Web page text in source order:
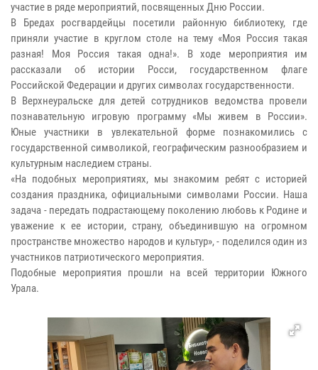
участие в ряде мероприятий, посвященных Дню России.
В Бредах росгвардейцы посетили районную библиотеку, где
приняли участие в круглом столе на тему «Моя Россия такая
разная! Моя Россия такая одна!». В ходе мероприятия им
рассказали об истории Росси, государственном флаге
Российской Федерации и других символах государственности.
В Верхнеуральске для детей сотрудников ведомства провели
познавательную игровую программу «Мы живем в России».
Юные участники в увлекательной форме познакомились с
государственной символикой, географическим разнообразием и
культурным наследием страны.
«На подобных мероприятиях, мы знакомим ребят с историей
создания праздника, официальными символами России. Наша
задача - передать подрастающему поколению любовь к Родине и
уважение к ее истории, страну, объединившую на огромном
пространстве множество народов и культур», - поделился один из
участников патриотического мероприятия.
Подобные мероприятия прошли на всей территории Южного
Урала.